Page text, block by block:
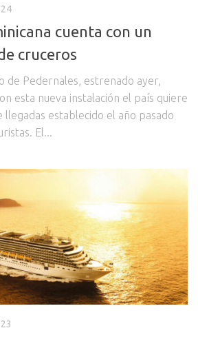
cuenta con un
cruceros
de Pedernales, estrenado ayer,
esta nueva instalación el país quiere
establecido el año pasado
El...